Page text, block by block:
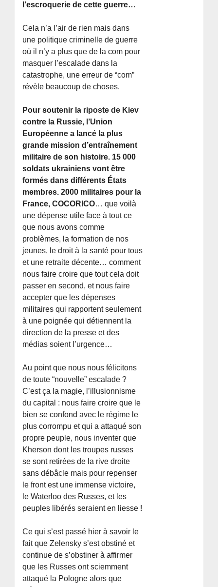
l’escroquerie de cette guerre…
Cela n’a l’air de rien mais dans
une politique criminelle de guerre
où il n’y a plus que de la com pour
masquer l’escalade dans la
catastrophe, une erreur de “com”
révèle beaucoup de choses.
Pour soutenir la riposte de Kiev
contre la Russie, l’Union
Européenne a lancé la plus
grande mission d’entraînement
militaire de son histoire. 15 000
soldats ukrainiens vont être
formés dans différents États
membres. 2000 militaires pour la
France, COCORICO… que voilà
une dépense utile face à tout ce
que nous avons comme
problèmes, la formation de nos
jeunes, le droit à la santé pour tous
et une retraite décente… comment
nous faire croire que tout cela doit
passer en second, et nous faire
accepter que les dépenses
militaires qui rapportent seulement
à une poignée qui détiennent la
direction de la presse et des
médias soient l’urgence…
Au point que nous nous félicitons
de toute “nouvelle” escalade ?
C’est ça la magie, l’illusionnisme
du capital : nous faire croire que le
bien se confond avec le régime le
plus corrompu et qui a attaqué son
propre peuple, nous inventer que
Kherson dont les troupes russes
se sont retirées de la rive droite
sans débâcle mais pour repenser
le front est une immense victoire,
le Waterloo des Russes, et les
peuples libérés seraient en liesse !
Ce qui s’est passé hier à savoir le
fait que Zelensky s’est obstiné et
continue de s’obstiner à affirmer
que les Russes ont sciemment
attaqué la Pologne alors que